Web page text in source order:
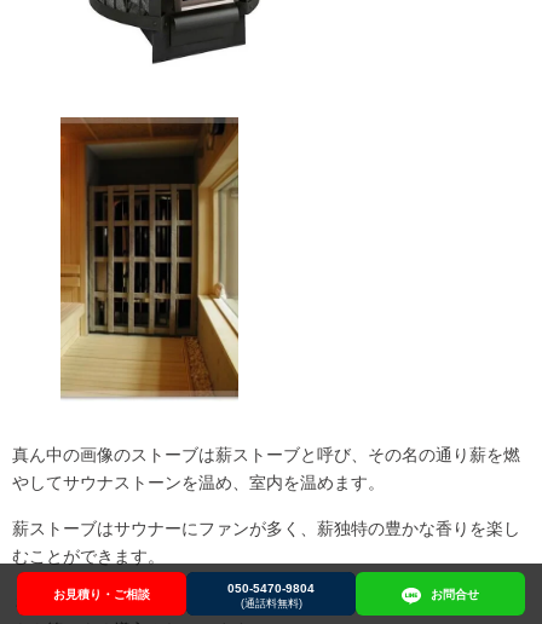
お見積り・ご相談 050-5470-9804
(通話料無料)
お問合せ
真ん中の画像のストーブは薪ストーブと呼び、その名の通り薪を燃
やしてサウナストーンを温め、室内を温めます。
薪ストーブはサウナーにファンが多く、薪独特の豊かな香りを楽し
むことができます。
３つ目の画像のストーブは遠赤外線タイプのストーブで、ドライサ
お見積り・ご相談 050-5470-9804 お問合せ